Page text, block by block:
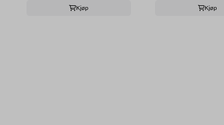
Kjøp Kjøp